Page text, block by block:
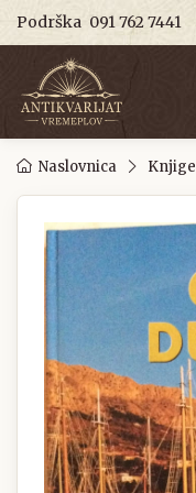
Podrška 091 762 7441
Naslovnica Knjige